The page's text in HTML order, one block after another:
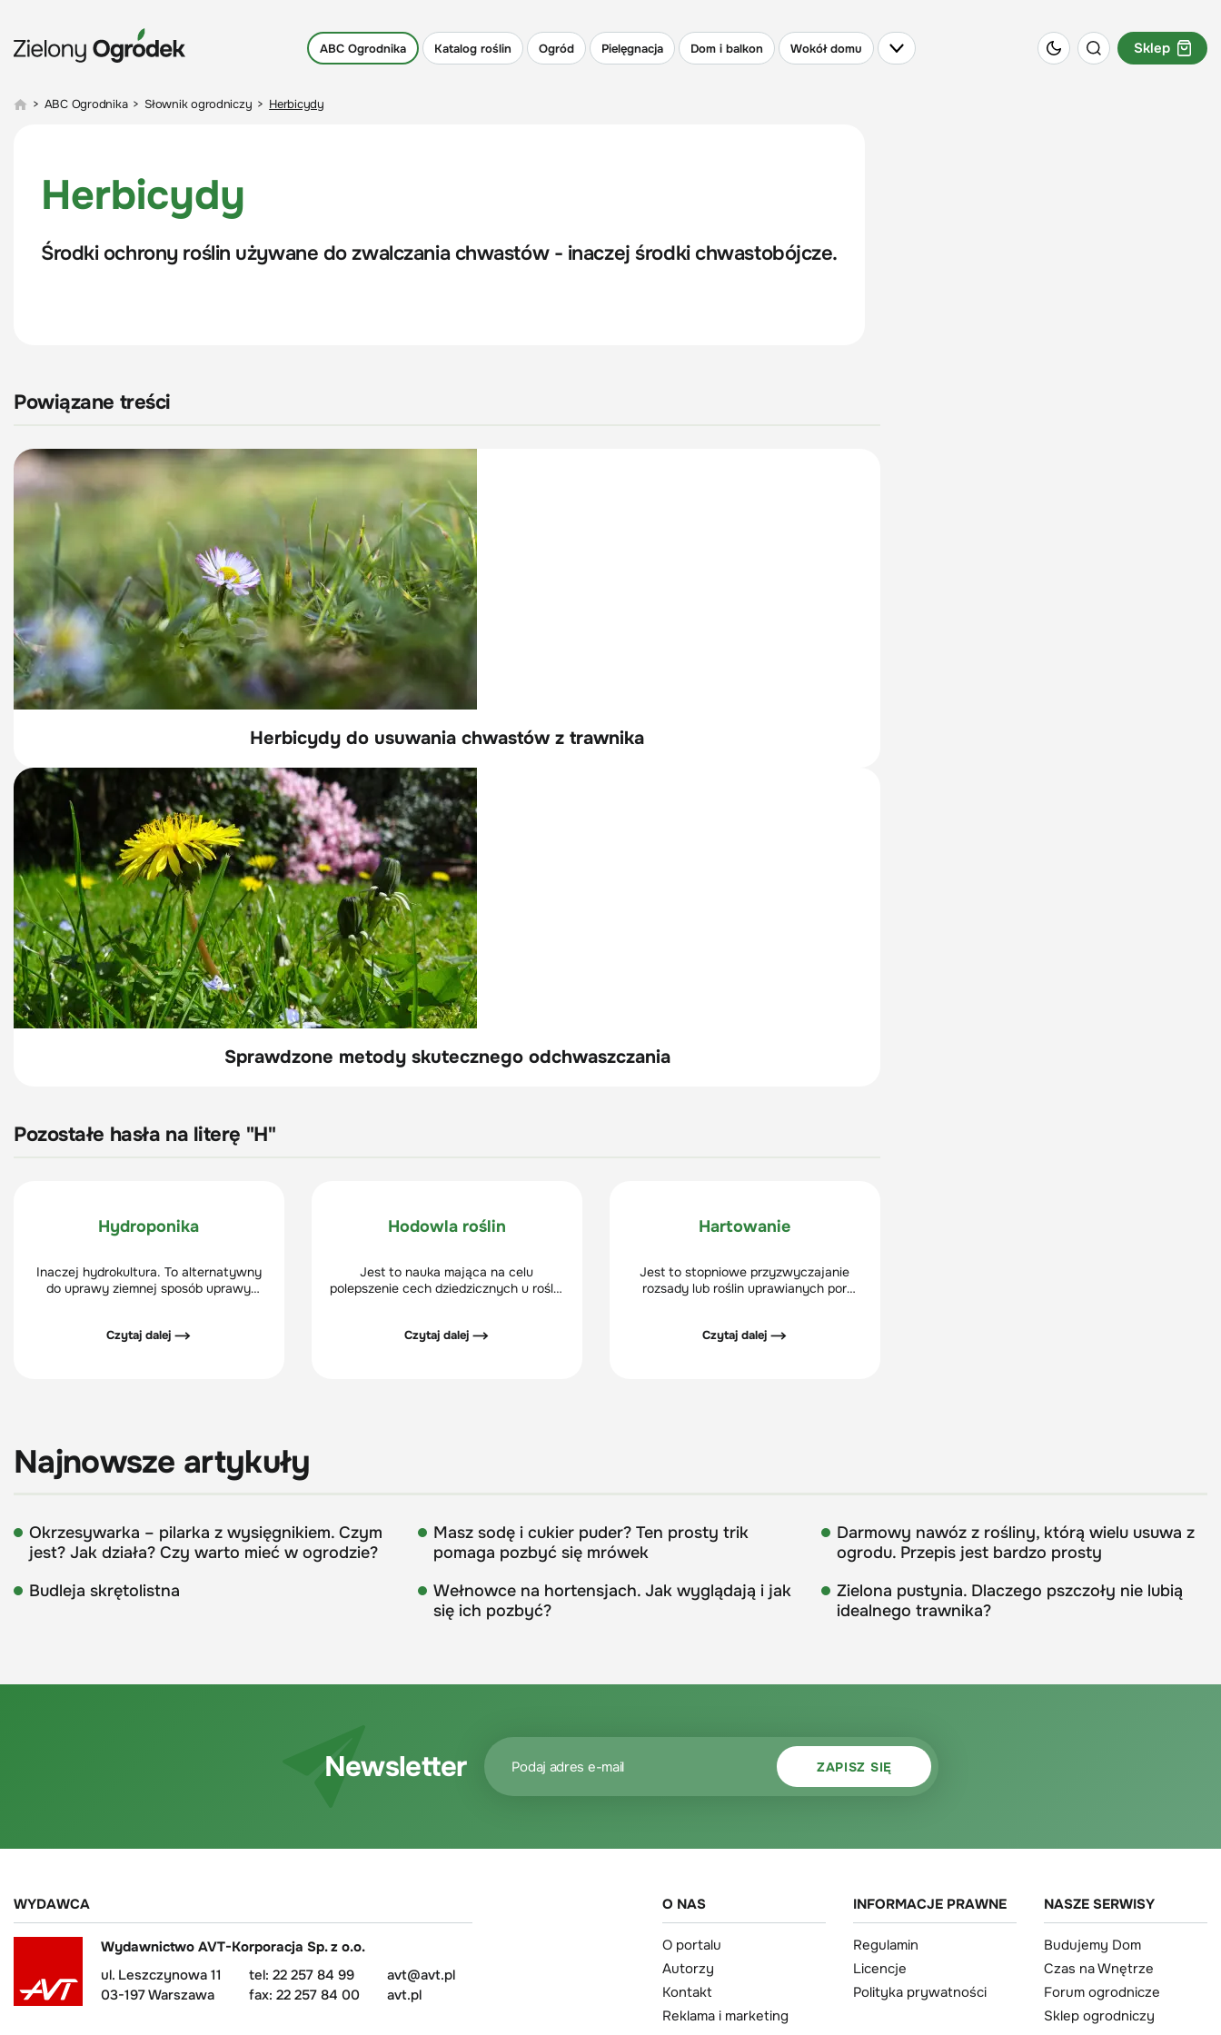
ABC Ogrodnika Katalog roślin Ogród Pielęgnacja Dom i balkon Wokół domu Sklep
> ABC Ogrodnika > Słownik ogrodniczy > Herbicydy
Herbicydy
Środki ochrony roślin używane do zwalczania chwastów - inaczej środki chwastobójcze.
Powiązane treści
Herbicydy do usuwania chwastów z trawnika
Sprawdzone metody skutecznego odchwaszczania
Pozostałe hasła na literę "H"
Hydroponika
Inaczej hydrokultura. To alternatywny
do uprawy ziemnej sposób uprawy
ceramicznym, obojętnym chemicznie
Czytaj dalej ⟶
Hodowla roślin
Jest to nauka mająca na celu
polepszenie cech dziedzicznych u roślin
celem jest wytworzenie gatunków,
Czytaj dalej ⟶
Hartowanie
Jest to stopniowe przyzwyczajanie
rozsady lub roślin uprawianych por
słońca i temperatury.
Czytaj dalej ⟶
Najnowsze artykuły
Okrzesywarka – pilarka z wysięgnikiem. Czym
jest? Jak działa? Czy warto mieć w ogrodzie?
Masz sodę i cukier puder? Ten prosty trik
pomaga pozbyć się mrówek
Darmowy nawóz z rośliny, którą wielu usuwa z
ogrodu. Przepis jest bardzo prosty
Budleja skrętolistna
Wełnowce na hortensjach. Jak wyglądają i jak
się ich pozbyć?
Zielona pustynia. Dlaczego pszczoły nie lubią
idealnego trawnika?
Newsletter
WYDAWCA
Wydawnictwo AVT-Korporacja Sp. z o.o.
ul. Leszczynowa 11
03-197 Warszawa
tel: 22 257 84 99
fax: 22 257 84 00
avt@avt.pl
avt.pl
O NAS
O portalu
Autorzy
Kontakt
Reklama i marketing
INFORMACJE PRAWNE
Regulamin
Licencje
Polityka prywatności
NASZE SERWISY
Budujemy Dom
Czas na Wnętrze
Forum ogrodnicze
Sklep ogrodniczy